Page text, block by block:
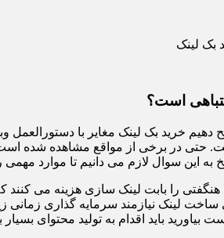
است؟
دهیم خرید بک لینک مغایر با
حتی در برخی از مواقع مشاهده شده
به این سوال لازم می دانیم تا موارد مهمی
را بابت لینک سازی هزینه می کنند
ساخت لینک نیازمند سرمایه گذاری
باید اقدام به تولید محتوای